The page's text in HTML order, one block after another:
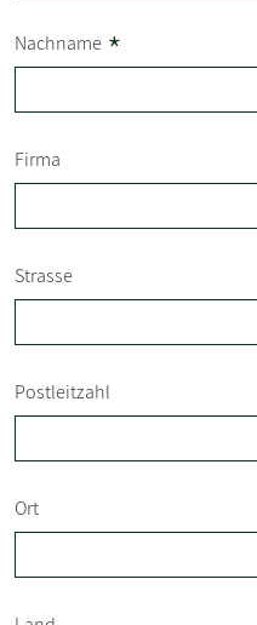
Nachname *
Firma
Strasse
Postleitzahl
Ort